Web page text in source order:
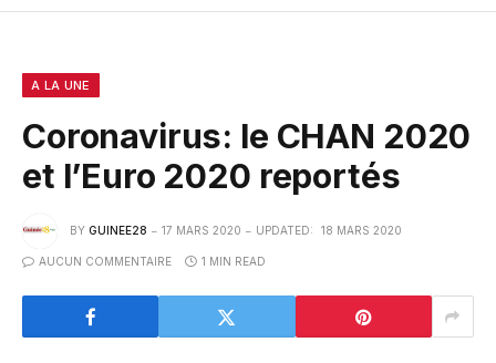
A LA UNE
Coronavirus: le CHAN 2020
et l’Euro 2020 reportés
BY GUINEE28 17 MARS 2020 UPDATED: 18 MARS 2020
AUCUN COMMENTAIRE 1 MIN READ